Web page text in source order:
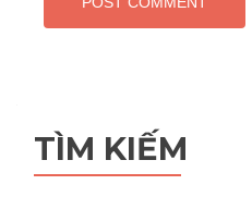
TÌM KIẾM